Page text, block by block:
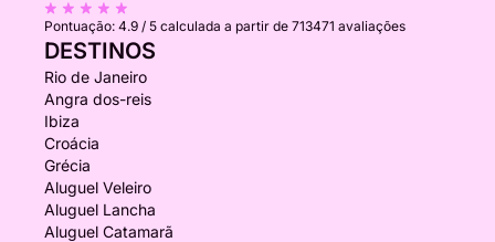
Pontuação: 4.9 / 5 calculada a partir de 713471 avaliações
DESTINOS
Rio de Janeiro
Angra dos-reis
Ibiza
Croácia
Grécia
Aluguel Veleiro
Aluguel Lancha
Aluguel Catamarã